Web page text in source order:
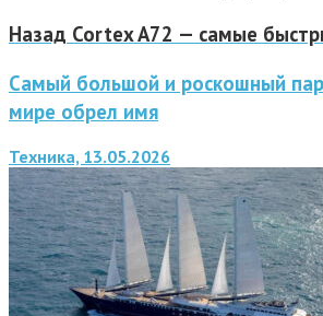
Назад Cortex A72 — самые
Самый большой и роскошный
мире обрел имя
Техника, 13.05.2026